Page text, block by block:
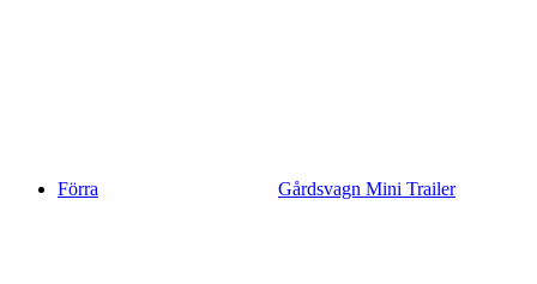
Förra Gårdsvagn Mini Trailer